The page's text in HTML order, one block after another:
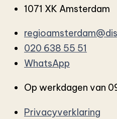
1071 XK Amsterdam
020 638 55 51
WhatsApp
Op werkdagen van
Privacyverklaring